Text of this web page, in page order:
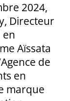
2024,
Directeur
en
Aïssata
de
en
marque